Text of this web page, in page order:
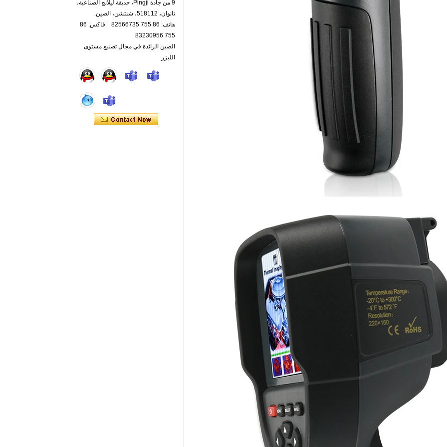
9 من جادة Pingji، حديقة ليلانج الصناعية،
نانوان، 518112، شنتشن، الصين.
هاتف: 86 755 82566735 فاكس: 86
755 83230956
الصين الرائدة في مجال تصنيع مستوى
الليزر